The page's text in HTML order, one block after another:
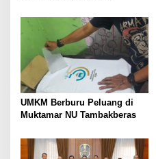
UMKM Berburu Peluang di
Muktamar NU Tambakberas